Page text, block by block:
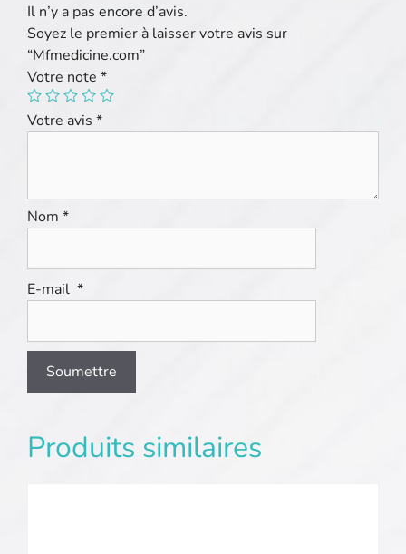
Il n’y a pas encore d’avis.
Soyez le premier à laisser votre avis sur
“Mfmedicine.com”
Votre note *
Votre avis *
Nom *
E-mail *
Produits similaires